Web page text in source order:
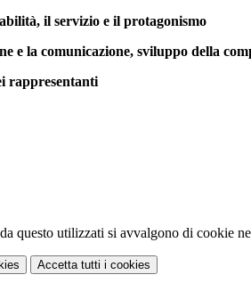
il servizio e il protagonismo
e la comunicazione, sviluppo della
rappresentanti
questo utilizzati si avvalgono di cookie
Accetta tutti i cookies